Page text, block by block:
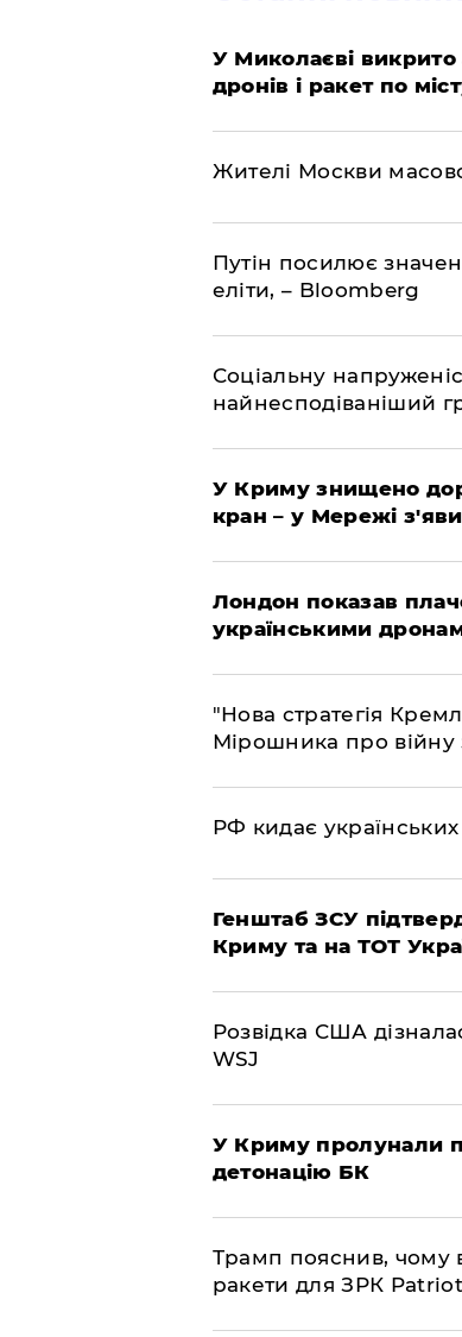
У Миколаєві викрито
дронів і ракет по
Жителі Москви
Путін посилює
еліти, – Bloomberg
Соціальну
найнесподіваніший
У Криму знищено
кран – у Мережі
Лондон показав
українськими
"Нова стратегія
Мірошника про війну
РФ кидає
Генштаб ЗСУ
Криму та на ТОТ
Розвідка США
WSJ
У Криму пролунали
детонацію БК
Трамп пояснив, чому
ракети для ЗРК Patriot